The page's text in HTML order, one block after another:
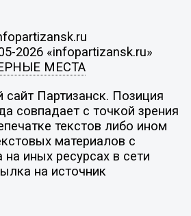
2026 «infopartizansk.ru»
МЕСТА
Партизанск. Позиция
совпадает с точкой зрения
текстов либо ином
материалов с
на иных ресурсах в сети
на источник